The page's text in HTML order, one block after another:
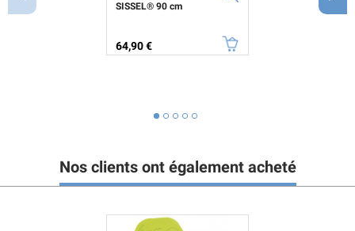
SISSEL® 90 cm
Prix
64,90 €
Nos clients ont également acheté